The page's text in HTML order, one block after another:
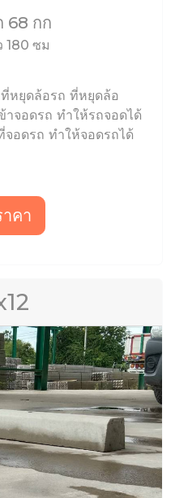
68 กก
180 ซม
หยุดล้อรถ ที่หยุดล้อ
าจอดรถ ทำให้รถจอดได้
จอดรถ ทำให้จอดรถได้
คา